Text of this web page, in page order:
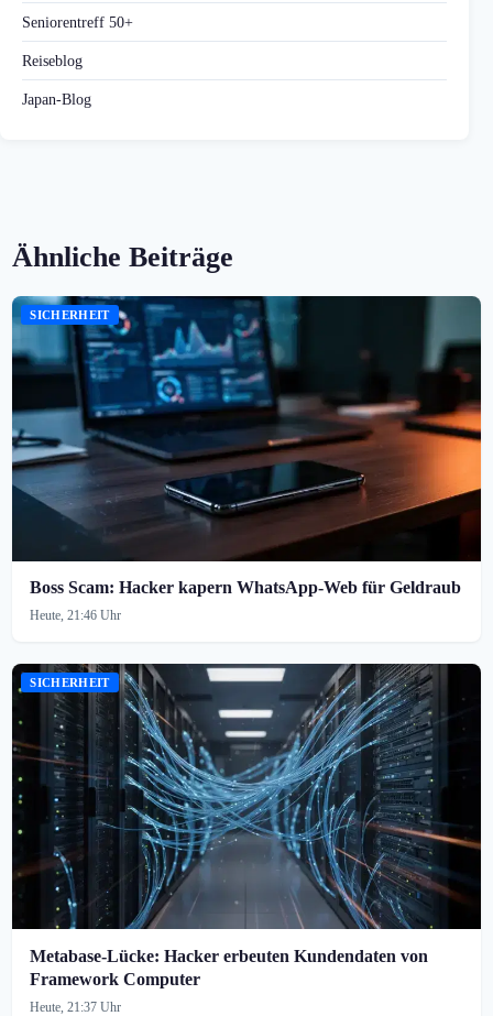
Seniorentreff 50+
Reiseblog
Japan-Blog
Ähnliche Beiträge
SICHERHEIT
Boss Scam: Hacker kapern WhatsApp-Web für Geldraub
Heute, 21:46 Uhr
SICHERHEIT
Metabase-Lücke: Hacker erbeuten Kundendaten von
Framework Computer
Heute, 21:37 Uhr